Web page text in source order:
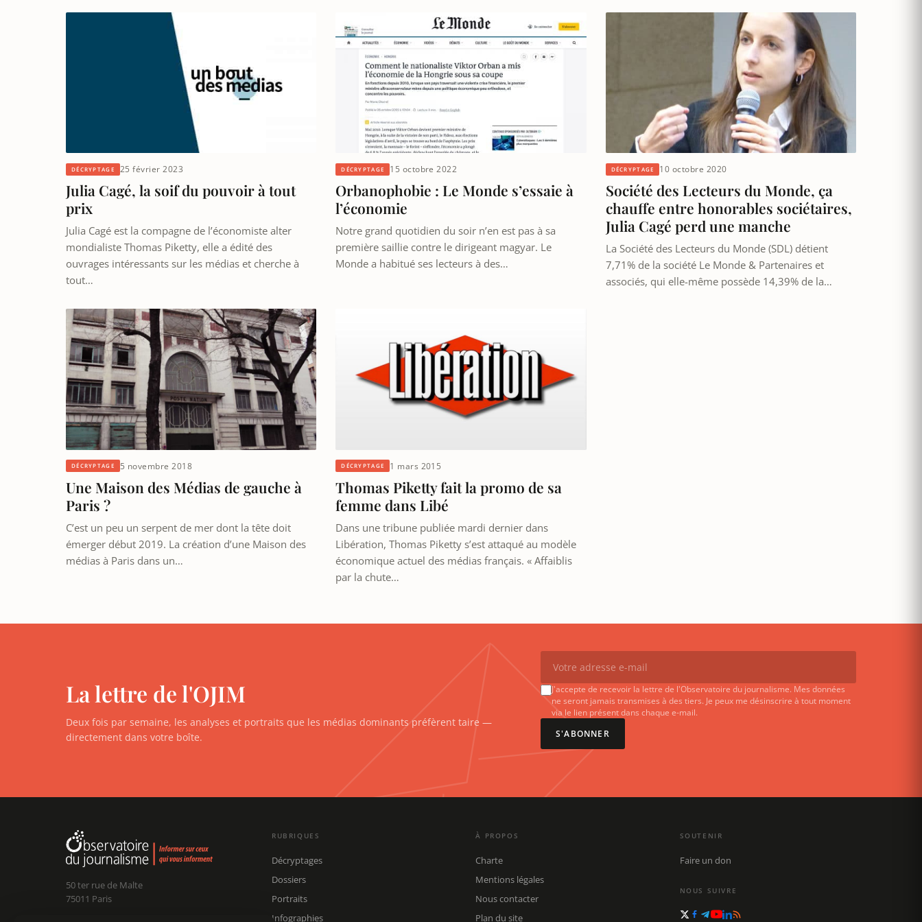
DÉCRYPTAGE 25 février 2023
Julia Cagé, la soif du pouvoir à tout
prix
Julia Cagé est la compagne de l’économiste alter
mondialiste Thomas Piketty, elle a édité des
ouvrages intéressants sur les médias et cherche à
tout…
DÉCRYPTAGE 15 octobre 2022
Orbanophobie : Le Monde s’essaie à
l’économie
Notre grand quotidien du soir n’en est pas à sa
première saillie contre le dirigeant magyar. Le
Monde a habitué ses lecteurs à des…
DÉCRYPTAGE 10 octobre 2020
Société des Lecteurs du Monde, ça
chauffe entre honorables sociétaires,
Julia Cagé perd une manche
La Société des Lecteurs du Monde (SDL) détient
7,71% de la société Le Monde & Partenaires et
associés, qui elle-même possède 14,39% de la…
DÉCRYPTAGE 5 novembre 2018
Une Maison des Médias de gauche à
Paris ?
C’est un peu un serpent de mer dont la tête doit
émerger début 2019. La création d’une Maison des
médias à Paris dans un…
DÉCRYPTAGE 1 mars 2015
Thomas Piketty fait la promo de sa
femme dans Libé
Dans une tribune publiée mardi dernier dans
Libération, Thomas Piketty s’est attaqué au modèle
économique actuel des médias français. « Affaiblis
par la chute…
La lettre de l'OJIM
Deux fois par semaine, les analyses et portraits que les médias dominants préfèrent taire —
directement dans votre boîte.
J'accepte de recevoir la lettre de l'Observatoire du journalisme. Mes données
ne seront jamais transmises à des tiers. Je peux me désinscrire à tout moment
via le lien présent dans chaque e-mail.
S'ABONNER
50 ter rue de Malte
75011 Paris
RUBRIQUES
Décryptages
Dossiers
Portraits
Infographies
À PROPOS
Charte
Mentions légales
Nous contacter
Plan du site
SOUTENIR
Faire un don
NOUS SUIVRE